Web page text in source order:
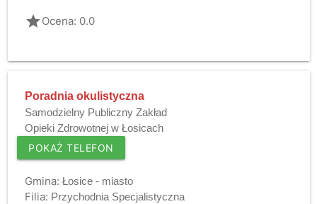
gradeOcena: 0.0
Poradnia okulistyczna
Samodzielny Publiczny Zakład
Opieki Zdrowotnej w Łosicach
POKAŻ TELEFON
Gmina: Łosice - miasto
Filia: Przychodnia Specjalistyczna